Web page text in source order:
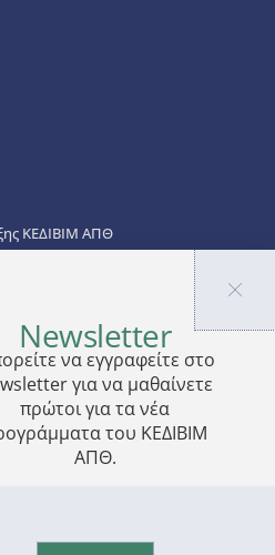
ΚΕΔΙΒΙΜ ΑΠΘ
-82, -83, -81
ΑΠΘ
των Προγραμμάτων
Newsletter
να εγγραφείτε στο
για να μαθαίνετε
πρώτοι για τα νέα
του ΚΕΔΙΒΙΜ
ΑΠΘ.